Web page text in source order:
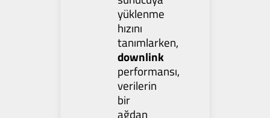
yüklenme
hızını
tanımlarken,
downlink
performansı,
verilerin
bir
ağdan